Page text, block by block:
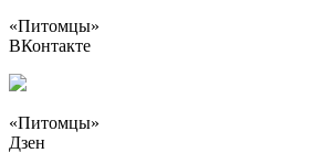
«Питомцы»
ВКонтакте
«Питомцы»
Дзен